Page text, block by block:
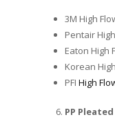
3M High
Pentair
Eaton High
Korean
PFI High
PP